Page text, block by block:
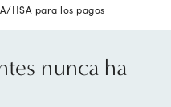
HSA para los pagos
nunca ha